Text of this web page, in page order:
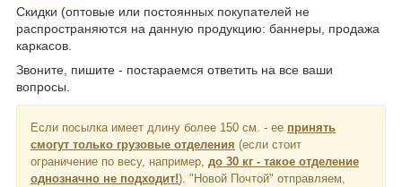
Скидки (оптовые или постоянных покупателей не
распространяются на данную продукцию: баннеры, продажа
каркасов.
Звоните, пишите - постараемся ответить на все ваши
вопросы.
Если посылка имеет длину более 150 см. - ее принять
смогут только грузовые отделения (если стоит
ограничение по весу, например, до 30 кг - такое отделение
однозначно не подходит!). "Новой Почтой" отправляем,